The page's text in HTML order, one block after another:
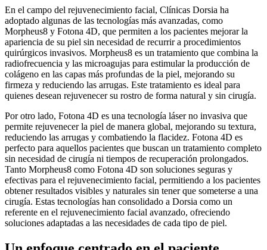
En el campo del rejuvenecimiento facial, Clínicas Dorsia ha
adoptado algunas de las tecnologías más avanzadas, como
Morpheus8 y Fotona 4D, que permiten a los pacientes mejorar la
apariencia de su piel sin necesidad de recurrir a procedimientos
quirúrgicos invasivos. Morpheus8 es un tratamiento que combina la
radiofrecuencia y las microagujas para estimular la producción de
colágeno en las capas más profundas de la piel, mejorando su
firmeza y reduciendo las arrugas. Este tratamiento es ideal para
quienes desean rejuvenecer su rostro de forma natural y sin cirugía.
Por otro lado, Fotona 4D es una tecnología láser no invasiva que
permite rejuvenecer la piel de manera global, mejorando su textura,
reduciendo las arrugas y combatiendo la flacidez. Fotona 4D es
perfecto para aquellos pacientes que buscan un tratamiento completo
sin necesidad de cirugía ni tiempos de recuperación prolongados.
Tanto Morpheus8 como Fotona 4D son soluciones seguras y
efectivas para el rejuvenecimiento facial, permitiendo a los pacientes
obtener resultados visibles y naturales sin tener que someterse a una
cirugía. Estas tecnologías han consolidado a Dorsia como un
referente en el rejuvenecimiento facial avanzado, ofreciendo
soluciones adaptadas a las necesidades de cada tipo de piel.